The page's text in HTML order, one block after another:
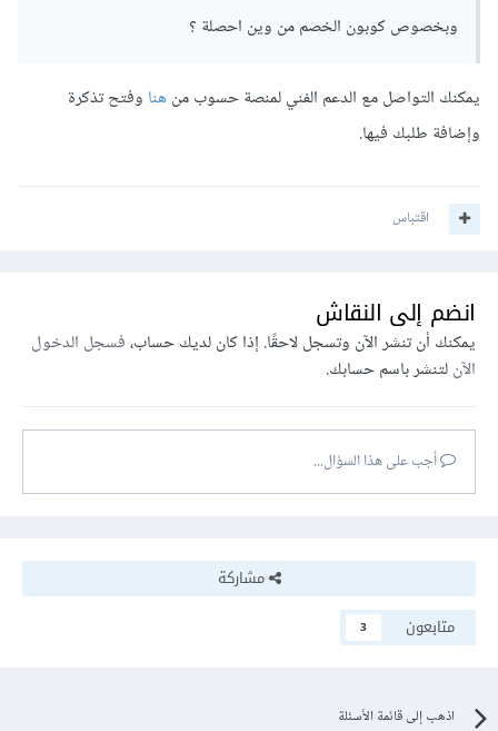
وبخصوص كوبون الخصم من وين احصلة ؟
يمكنك التواصل مع الدعم الفني لمنصة حسوب منهناوفتح تذكرة
وإضافة طلبك فيها.
اقتباس
انضم إلى النقاش
يمكنك أن تنشر الآن وتسجل لاحقًا. إذا كان لديك حساب،فسجل الدخول
الآنلتنشر باسم حسابك.
أجب على هذا السؤال...
مشاركة
متابعون
3
اذهب إلى قائمة الأسئلة